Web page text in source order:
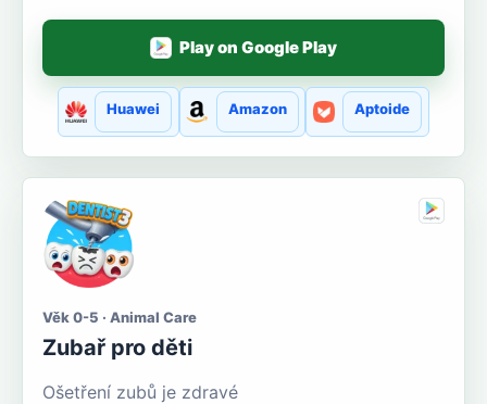
Play on Google Play
Huawei Amazon Aptoide
Věk 0-5 · Animal Care
Zubař pro děti
Ošetření zubů je zdravé